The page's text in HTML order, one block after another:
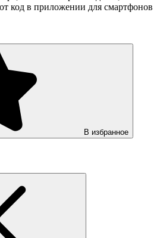
код в приложении для смартфонов
В избранное